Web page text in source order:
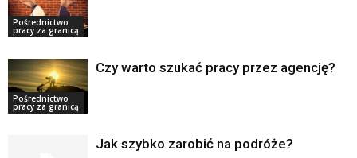
Pośrednictwo
pracy za granicą
Pośrednictwo
pracy za granicą
Czy warto szukać pracy przez agencję?
Jak szybko zarobić na podróże?